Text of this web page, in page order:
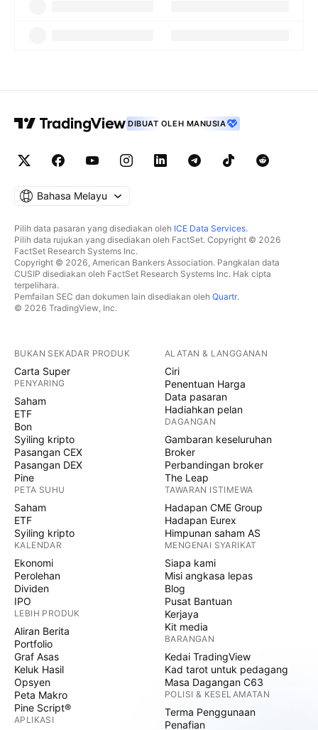
DIBUAT OLEH MANUSIA
Bahasa Melayu
Pilih data pasaran yang disediakan oleh ICE Data Services.
Pilih data rujukan yang disediakan oleh FactSet. Copyright © 2026
FactSet Research Systems Inc.
Copyright © 2026, American Bankers Association. Pangkalan data
CUSIP disediakan oleh FactSet Research Systems Inc. Hak cipta
terpelihara.
Pemfailan SEC dan dokumen lain disediakan oleh Quartr.
© 2026 TradingView, Inc.
BUKAN SEKADAR PRODUK
Carta Super
PENYARING
Saham
ETF
Bon
Syiling kripto
Pasangan CEX
Pasangan DEX
Pine
PETA SUHU
Saham
ETF
Syiling kripto
KALENDAR
Ekonomi
Perolehan
Dividen
IPO
LEBIH PRODUK
Aliran Berita
Portfolio
Graf Asas
Keluk Hasil
Opsyen
Peta Makro
Pine Script®
APLIKASI
ALATAN & LANGGANAN
Ciri
Penentuan Harga
Data pasaran
Hadiahkan pelan
DAGANGAN
Gambaran keseluruhan
Broker
Perbandingan broker
The Leap
TAWARAN ISTIMEWA
Hadapan CME Group
Hadapan Eurex
Himpunan saham AS
MENGENAI SYARIKAT
Siapa kami
Misi angkasa lepas
Blog
Pusat Bantuan
Kerjaya
Kit media
BARANGAN
Kedai TradingView
Kad tarot untuk pedagang
Masa Dagangan C63
POLISI & KESELAMATAN
Terma Penggunaan
Penafian